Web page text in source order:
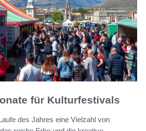
für Kulturfestivals
des Jahres eine Vielzahl von